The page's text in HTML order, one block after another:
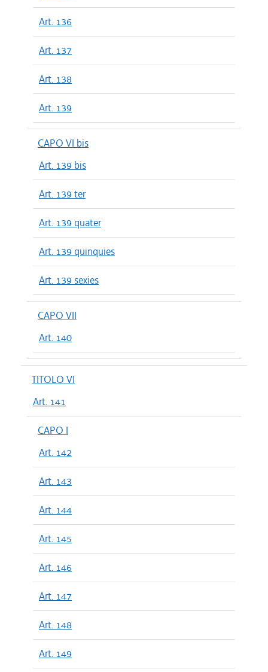
Art. 136
Art. 137
Art. 138
Art. 139
CAPO VI bis
Art. 139 bis
Art. 139 ter
Art. 139 quater
Art. 139 quinquies
Art. 139 sexies
CAPO VII
Art. 140
TITOLO VI
Art. 141
CAPO I
Art. 142
Art. 143
Art. 144
Art. 145
Art. 146
Art. 147
Art. 148
Art. 149